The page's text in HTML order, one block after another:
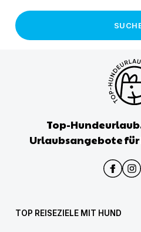
Top-
Urlaubsangebote für
TOP REISEZIELE MIT HUND